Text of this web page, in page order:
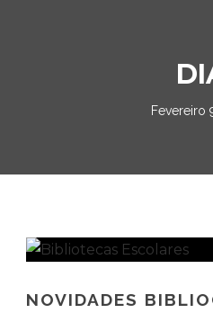
Fevereiro
NOVIDADES